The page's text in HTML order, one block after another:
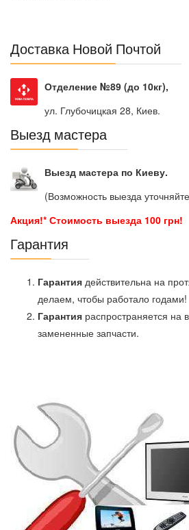
Доставка Новой Почтой
Отделение №89 (до 10кг),
ул. Глубочицкая 28, Киев.
Выезд мастера
Выезд мастера по Киеву.
(Возможность выезда
Акция!* Стоимость выезда 100 грн!
Гарантия
Гарантия действительна на
делаем, чтобы работало годами!
Гарантия распространяется
замененные запчасти.